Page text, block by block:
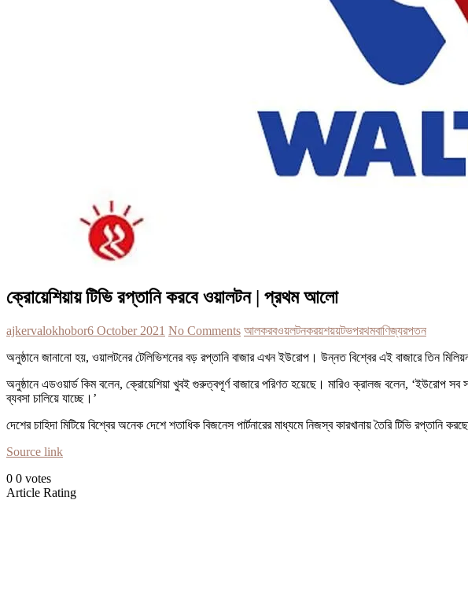
ক্রোয়েশিয়ায় টিভি রপ্তানি করবে ওয়ালটন | প্রথম আলো
ajkervalokhobor6 October 2021 No Comments আলকরবওয়লটনকরয়শয়য়টভপরথমবাণিজ্যরপতন
অনুষ্ঠানে জানানো হয়, ওয়ালটনের টেলিভিশনের বড় রপ্তানি বাজার এখন ইউরোপ। উন্নত বিশ্বের এই বাজারে তিন
অনুষ্ঠানে এডওয়ার্ড কিম বলেন, ক্রোয়েশিয়া খুবই গুরুত্বপূর্ণ বাজারে পরিণত হয়েছে। মারিও ক্রালজ বলেন, ‘ইউরোপ
ব্যবসা চালিয়ে যাচ্ছে।’
দেশের চাহিদা মিটিয়ে বিশ্বের অনেক দেশে শতাধিক বিজনেস পার্টনারের মাধ্যমে নিজস্ব কারখানায় তৈরি টিভি রপ্তানি
Source link
0 0 votes
Article Rating